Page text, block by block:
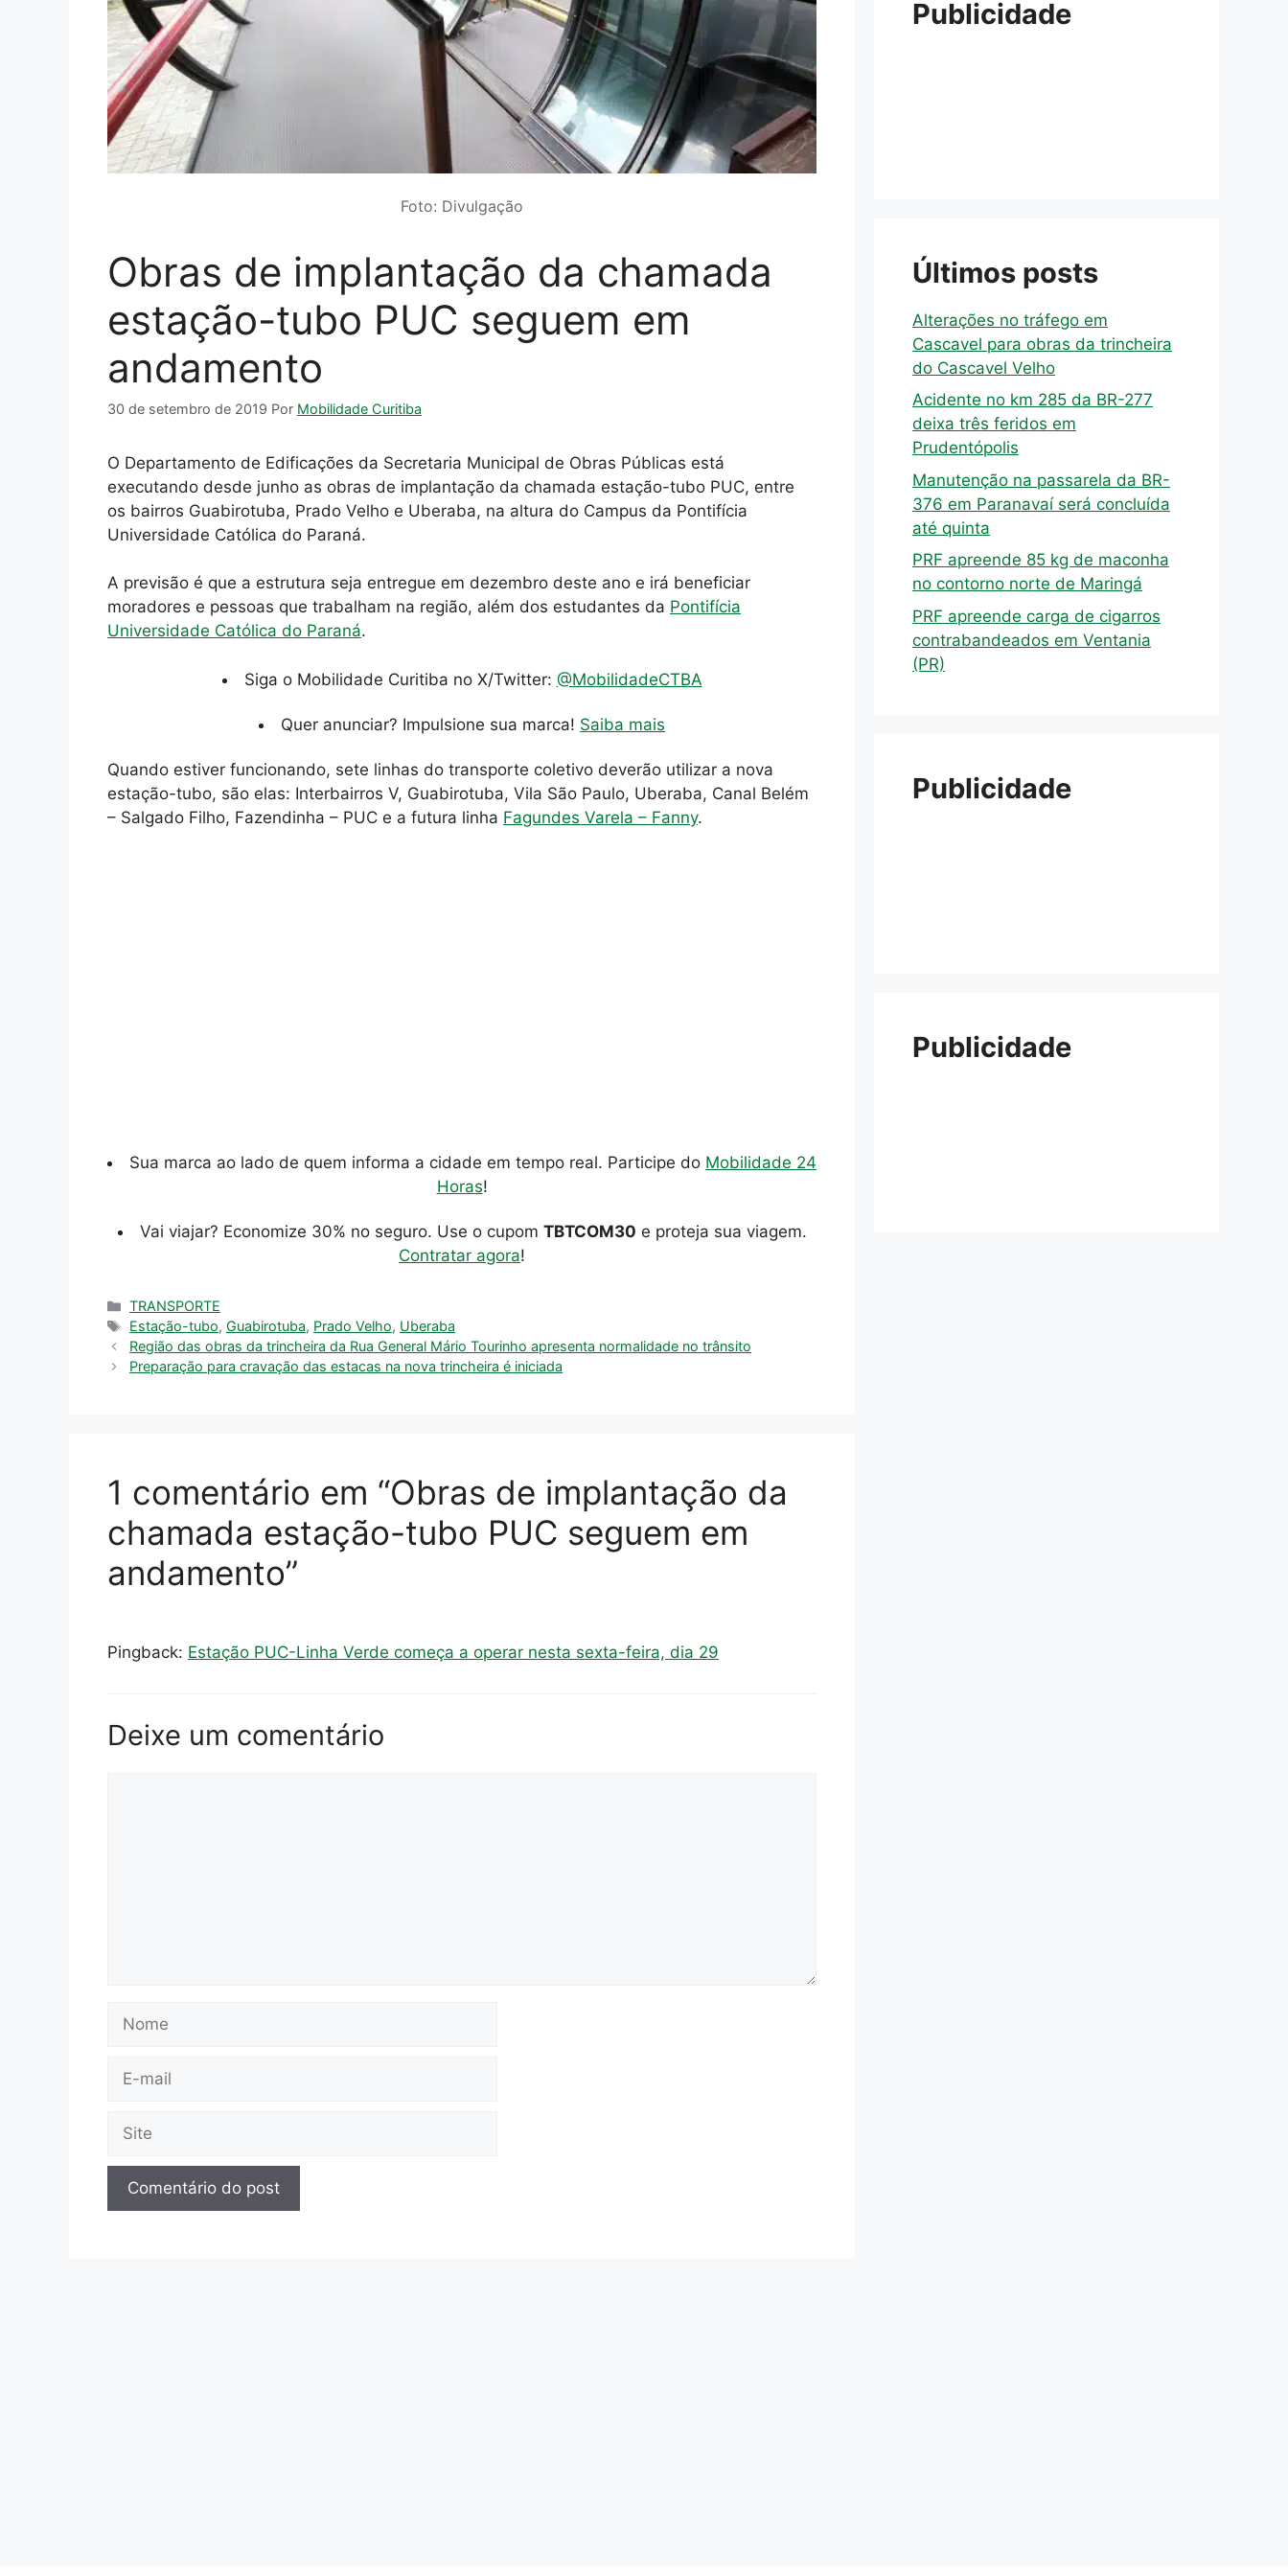
Foto: Divulgação
Obras de implantação da chamada
estação-tubo PUC seguem em
andamento
30 de setembro de 2019 Por Mobilidade Curitiba
O Departamento de Edificações da Secretaria Municipal de Obras Públicas está
executando desde junho as obras de implantação da chamada estação-tubo PUC, entre
os bairros Guabirotuba, Prado Velho e Uberaba, na altura do Campus da Pontifícia
Universidade Católica do Paraná.
A previsão é que a estrutura seja entregue em dezembro deste ano e irá beneficiar
moradores e pessoas que trabalham na região, além dos estudantes da Pontifícia
Universidade Católica do Paraná.
Siga o Mobilidade Curitiba no X/Twitter: @MobilidadeCTBA
Quer anunciar? Impulsione sua marca! Saiba mais
Quando estiver funcionando, sete linhas do transporte coletivo deverão utilizar a nova
estação-tubo, são elas: Interbairros V, Guabirotuba, Vila São Paulo, Uberaba, Canal Belém
– Salgado Filho, Fazendinha – PUC e a futura linha Fagundes Varela – Fanny.
Sua marca ao lado de quem informa a cidade em tempo real. Participe do Mobilidade 24
Horas!
Vai viajar? Economize 30% no seguro. Use o cupom TBTCOM30 e proteja sua viagem.
Contratar agora!
Categorias
TRANSPORTE
Tags
Estação-tubo,Guabirotuba, Prado Velho, Uberaba
Região das obras da trincheira da Rua General Mário Tourinho apresenta normalidade no trânsito
Preparação para cravação das estacas na nova trincheira é iniciada
1 comentário em “Obras de implantação da
chamada estação-tubo PUC seguem em
andamento”
Pingback: Estação PUC-Linha Verde começa a operar nesta sexta-feira, dia 29
Deixe um comentário
mail
Publicidade
Últimos posts
Alterações no tráfego em
Cascavel para obras da trincheira
do Cascavel Velho
Acidente no km 285 da BR-277
deixa três feridos em
Prudentópolis
Manutenção na passarela da BR-
376 em Paranavaí será concluída
até quinta
PRF apreende 85 kg de maconha
no contorno norte de Maringá
PRF apreende carga de cigarros
contrabandeados em Ventania
(PR)
Publicidade
Publicidade